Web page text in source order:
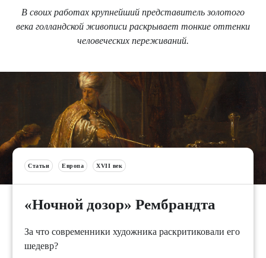
В своих работах крупнейший представитель золотого
века голландской живописи раскрывает тонкие оттенки
человеческих переживаний.
Статьи Европа XVII век
«Ночной дозор» Рембрандта
За что современники художника раскритиковали его
шедевр?